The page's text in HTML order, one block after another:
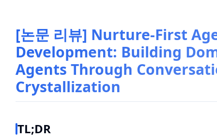
[논문 리뷰] Nurture-First
Development: Building
Agents Through
Crystallization
TL;DR